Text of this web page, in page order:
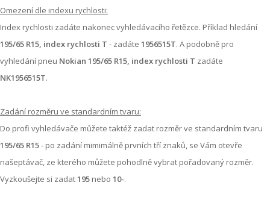
Omezení dle indexu rychlosti:
Index rychlosti zadáte nakonec vyhledávacího řetězce. Příklad hledání
195/65 R15, index rychlosti T - zadáte 1956515T. A podobně pro
vyhledání pneu Nokian 195/65 R15, index rychlosti T zadáte
NK1956515T.
Zadání rozměru ve standardním tvaru:
Do profi vyhledávače můžete taktéž zadat rozměr ve standardním tvaru
195/65 R15- po zadání mimimálně prvních tří znaků, se Vám otevře
našeptávač, ze kterého můžete pohodlně vybrat pořadovaný rozměr.
Vyzkoušejte si zadat195 nebo 10-.